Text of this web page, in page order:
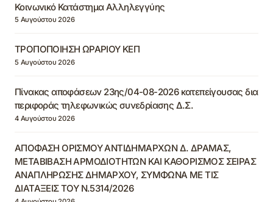
Κοινωνικό Κατάστημα Αλληλεγγύης
5 Αυγούστου 2026
ΤΡΟΠΟΠΟΙΗΣΗ ΩΡΑΡΙΟΥ ΚΕΠ
5 Αυγούστου 2026
Πίνακας αποφάσεων 23ης/04-08-2026 κατεπείγουσας δια
περιφοράς τηλεφωνικώς συνεδρίασης Δ.Σ.
4 Αυγούστου 2026
ΑΠΟΦΑΣΗ ΟΡΙΣΜΟΥ ΑΝΤΙΔΗΜΑΡΧΩΝ Δ. ΔΡΑΜΑΣ,
ΜΕΤΑΒΙΒΑΣΗ ΑΡΜΟΔΙΟΤΗΤΩΝ ΚΑΙ ΚΑΘΟΡΙΣΜΟΣ ΣΕΙΡΑΣ
ΑΝΑΠΛΗΡΩΣΗΣ ΔΗΜΑΡΧΟΥ, ΣΥΜΦΩΝΑ ΜΕ ΤΙΣ
ΔΙΑΤΑΞΕΙΣ ΤΟΥ Ν.5314/2026